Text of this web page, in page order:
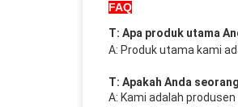
FAQ
T: Apa produk utama
A: Produk utama kami
T: Apakah Anda
A: Kami adalah